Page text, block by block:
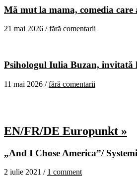
Mă mut la mama, comedia
21 mai 2026 /fără comentarii
Psihologul Iulia Buzan, invitată
11 mai 2026 /fără comentarii
EN/FR/DE Europunkt »
„And I Chose America”/
2 iulie 2021 / 1 comment